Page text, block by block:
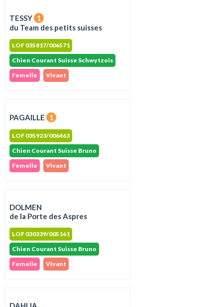
TESSY 1
du Team des petits suisses
LOF 035817/006571
Chien Courant Suisse Schwytzois
Femelle
Vivant
PAGAILLE 1
LOF 035923/006463
Chien Courant Suisse Bruno
Femelle
Vivant
DOLMEN
de la Porte des Aspres
LOF 030339/005161
Chien Courant Suisse Bruno
Femelle
Vivant